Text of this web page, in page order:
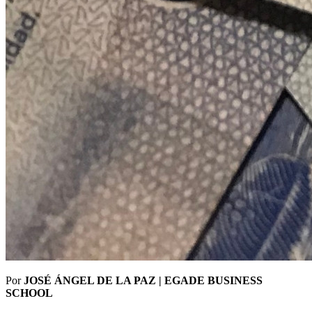
PorJOSÉ ÁNGEL DE LA PAZ | EGADE BUSINESS
SCHOOL